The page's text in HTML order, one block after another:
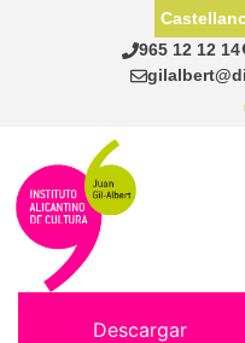
965 12 12 14
Descargar